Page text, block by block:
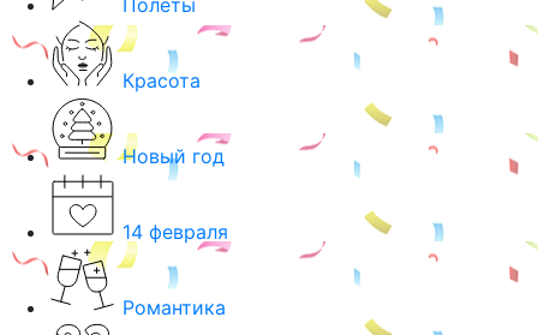
Полеты
Красота
Новый год
14 февраля
Романтика